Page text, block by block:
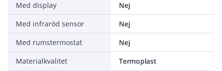
Med display
Nej
Med infraröd sensor
Nej
Med rumstermostat
Nej
Materialkvalitet
Termoplast